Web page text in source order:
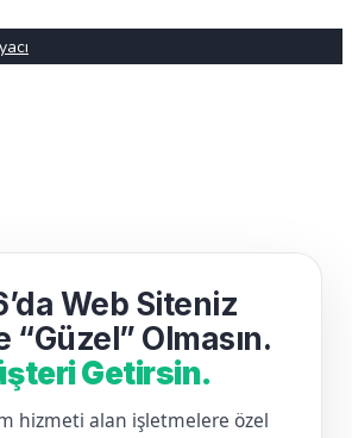
Web Siteniz
“Güzel” Olmasın.
Getirsin.
hizmeti alan işletmelere özel